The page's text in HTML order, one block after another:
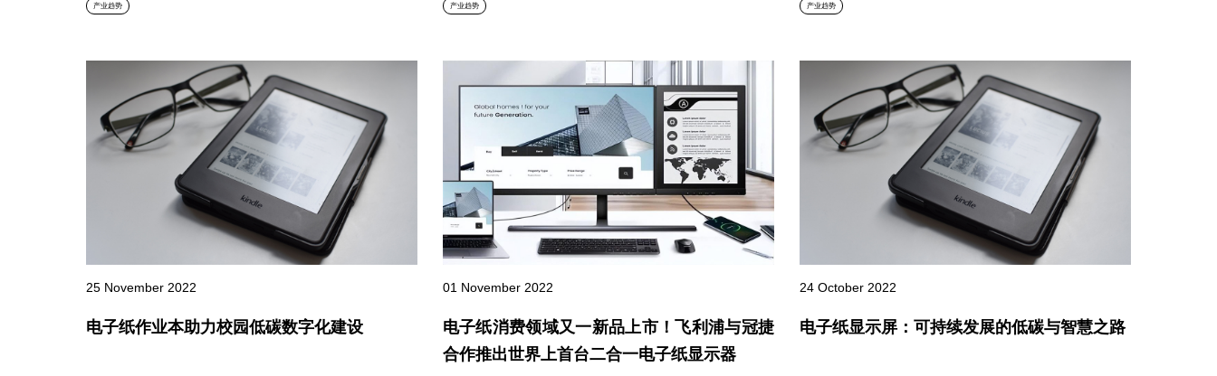
产业趋势 产业趋势 产业趋势
25 November 2022
电子纸作业本助力校园低碳数字化建设
01 November 2022
电子纸消费领域又一新品上市！飞利浦与冠捷
合作推出世界上首台二合一电子纸显示器
24 October 2022
电子纸显示屏：可持续发展的低碳与智慧之路